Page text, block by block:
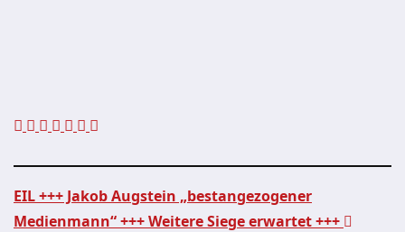
EIL +++ Jakob Augstein „bestangezogener
Medienmann“ +++ Weitere Siege erwartet +++